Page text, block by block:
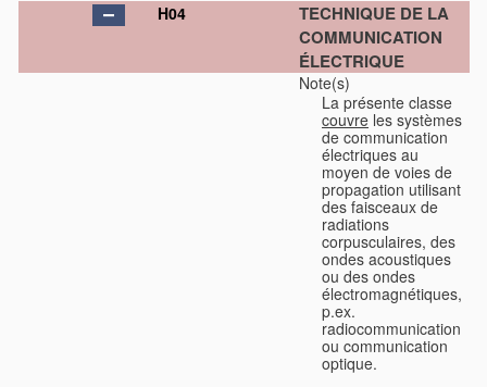
H04
TECHNIQUE DE LA
COMMUNICATION
ÉLECTRIQUE
Note(s)
La présente classe
couvre les systèmes
de communication
électriques au
moyen de voies de
propagation utilisant
des faisceaux de
radiations
corpusculaires, des
ondes acoustiques
ou des ondes
électromagnétiques,
p.ex.
radiocommunication
ou communication
optique.